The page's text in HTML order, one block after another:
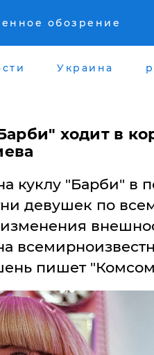
обозрение
Украина
ходит в
куклу "Барби" в
девушек по
пишет